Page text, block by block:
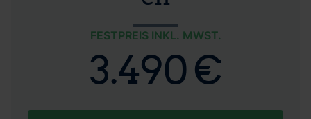
FESTPREIS INKL. MWST.
3.490 €